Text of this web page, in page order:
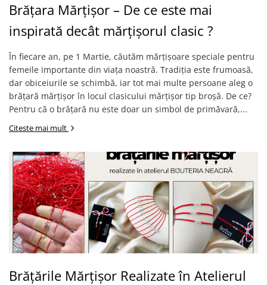
Brățara Mărțișor – De ce este mai
inspirată decât mărțișorul clasic ?
În fiecare an, pe 1 Martie, căutăm mărțișoare speciale pentru
femeile importante din viața noastră. Tradiția este frumoasă,
dar obiceiurile se schimbă, iar tot mai multe persoane aleg o
brățară mărțișor în locul clasicului mărțișor tip broșă. De ce?
Pentru că o brățară nu este doar un simbol de primăvară,...
Citeste mai mult
Brățările Mărțișor Realizate în Atelierul